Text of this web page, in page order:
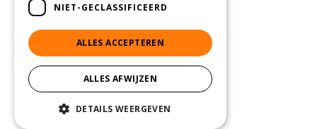
NIET-GECLASSIFICEERD
ALLES ACCEPTEREN
ALLES AFWIJZEN
DETAILS WEERGEVEN